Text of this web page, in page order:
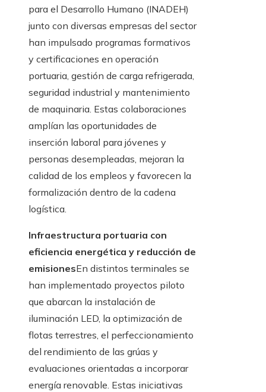
para el Desarrollo Humano (INADEH)
junto con diversas empresas del sector
han impulsado programas formativos
y certificaciones en operación
portuaria, gestión de carga refrigerada,
seguridad industrial y mantenimiento
de maquinaria. Estas colaboraciones
amplían las oportunidades de
inserción laboral para jóvenes y
personas desempleadas, mejoran la
calidad de los empleos y favorecen la
formalización dentro de la cadena
logística.
Infraestructura portuaria con
eficiencia energética y reducción de
emisionesEn distintos terminales se
han implementado proyectos piloto
que abarcan la instalación de
iluminación LED, la optimización de
flotas terrestres, el perfeccionamiento
del rendimiento de las grúas y
evaluaciones orientadas a incorporar
energía renovable. Estas iniciativas